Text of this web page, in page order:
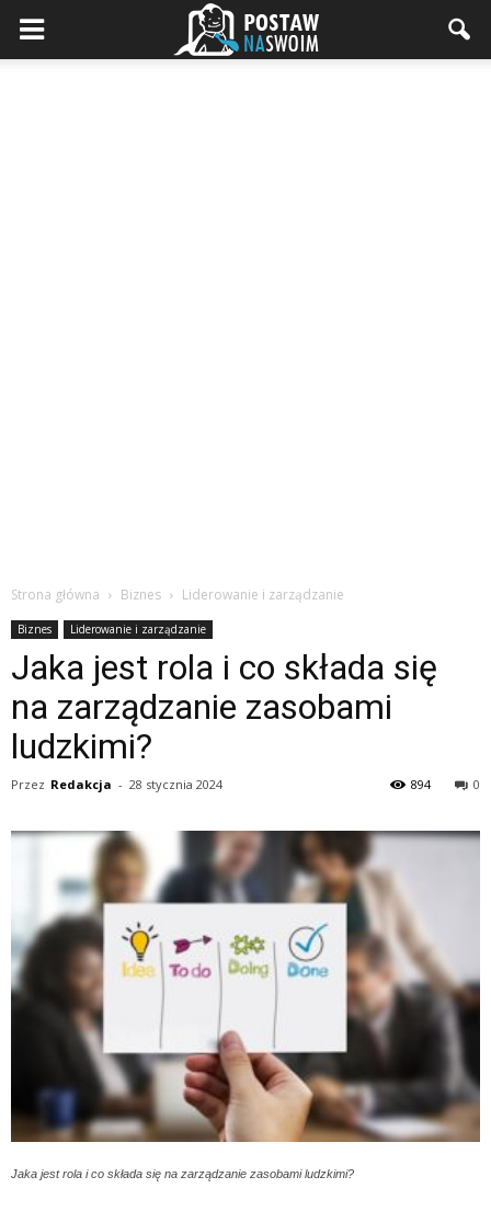
Strona główna Biznes Liderowanie i zarządzanie
Biznes Liderowanie i zarządzanie
Jaka jest rola i co składa się
na zarządzanie zasobami
ludzkimi?
Przez Redakcja - 28 stycznia 2024 0
894
Jaka jest rola i co składa się na zarządzanie zasobami ludzkimi?